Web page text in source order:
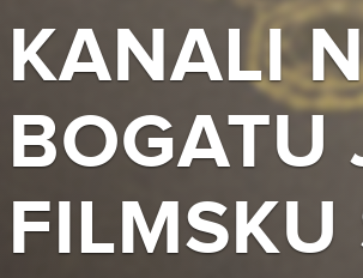
KANALI
BOGATU
FILMSKU